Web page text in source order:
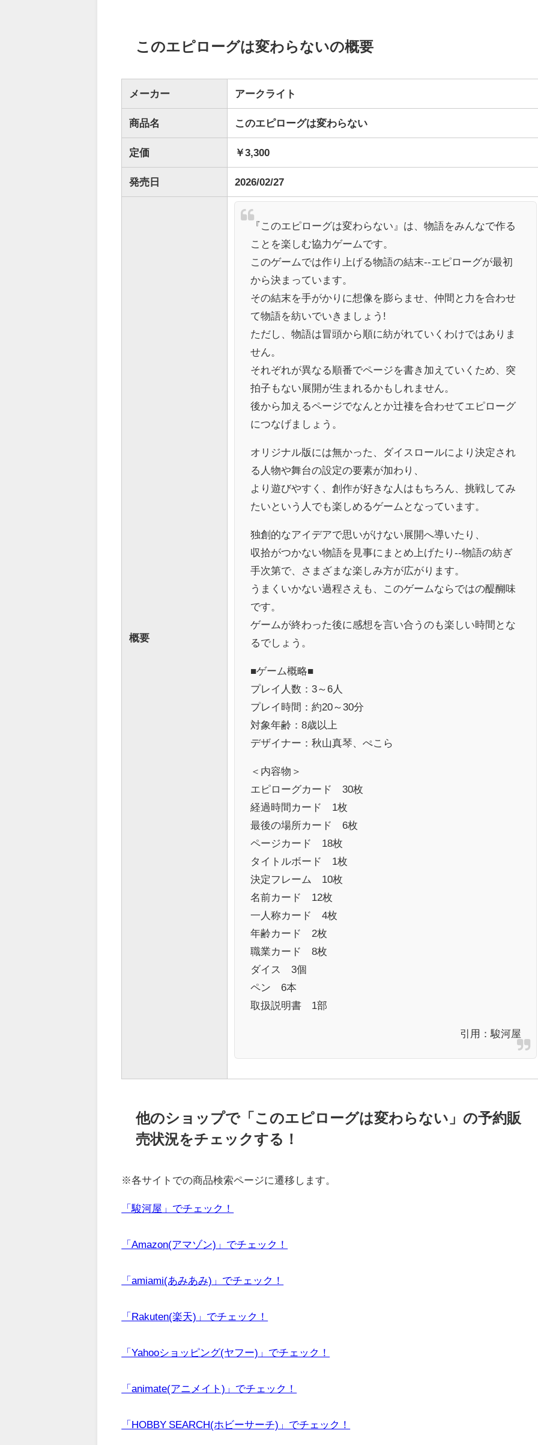
このエピローグは変わらないの概要
メーカー アークライト
商品名 このエピローグは変わらない
定価 ￥3,300
発売日 2026/02/27
概要
『このエピローグは変わらない』は、物語をみんなで作る
ことを楽しむ協力ゲームです。
このゲームでは作り上げる物語の結末--エピローグが最初
から決まっています。
その結末を手がかりに想像を膨らませ、仲間と力を合わせ
て物語を紡いでいきましょう!
ただし、物語は冒頭から順に紡がれていくわけではありま
せん。
それぞれが異なる順番でページを書き加えていくため、突
拍子もない展開が生まれるかもしれません。
後から加えるページでなんとか辻褄を合わせてエピローグ
につなげましょう。
オリジナル版には無かった、ダイスロールにより決定され
る人物や舞台の設定の要素が加わり、
より遊びやすく、創作が好きな人はもちろん、挑戦してみ
たいという人でも楽しめるゲームとなっています。
独創的なアイデアで思いがけない展開へ導いたり、
収拾がつかない物語を見事にまとめ上げたり--物語の紡ぎ
手次第で、さまざまな楽しみ方が広がります。
うまくいかない過程さえも、このゲームならではの醍醐味
です。
ゲームが終わった後に感想を言い合うのも楽しい時間とな
るでしょう。
■ゲーム概略■
プレイ人数：3～6人
プレイ時間：約20～30分
対象年齢：8歳以上
デザイナー：秋山真琴、ぺこら
＜内容物＞
エピローグカード 30枚
経過時間カード 1枚
最後の場所カード 6枚
ページカード 18枚
タイトルボード 1枚
決定フレーム 10枚
名前カード 12枚
一人称カード 4枚
年齢カード 2枚
職業カード 8枚
ダイス 3個
ペン 6本
取扱説明書 1部
引用： 駿河屋
他のショップで「このエピローグは変わらない」の予約販
売状況をチェックする！
※各サイトでの商品検索ページに遷移します。
「駿河屋」でチェック！
「Amazon(アマゾン)」でチェック！
「amiami(あみあみ)」でチェック！
「Rakuten(楽天)」でチェック！
「Yahooショッピング(ヤフー)」でチェック！
「animate(アニメイト)」でチェック！
「HOBBY SEARCH(ホビーサーチ)」でチェック！